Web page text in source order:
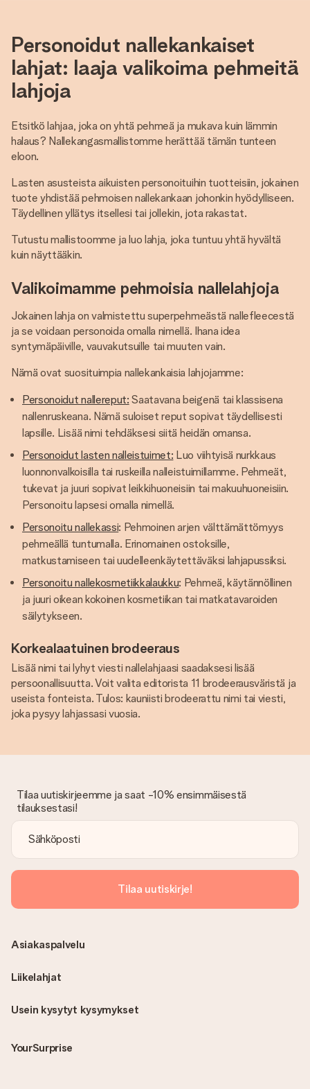
Personoidut nallekankaiset
lahjat: laaja valikoima pehmeitä
lahjoja
Etsitkö lahjaa, joka on yhtä pehmeä ja mukava kuin lämmin
halaus? Nallekangasmallistomme herättää tämän tunteen
eloon.
Lasten asusteista aikuisten personoituihin tuotteisiin, jokainen
tuote yhdistää pehmoisen nallekankaan johonkin hyödylliseen.
Täydellinen yllätys itsellesi tai jollekin, jota rakastat.
Tutustu mallistoomme ja luo lahja, joka tuntuu yhtä hyvältä
kuin näyttääkin.
Valikoimamme pehmoisia nallelahjoja
Jokainen lahja on valmistettu superpehmeästä nallefleecestä
ja se voidaan personoida omalla nimellä. Ihana idea
syntymäpäiville, vauvakutsuille tai muuten vain.
Nämä ovat suosituimpia nallekankaisia lahjojamme:
Personoidut nallereput: Saatavana beigenä tai klassisena
nallenruskeana. Nämä suloiset reput sopivat täydellisesti
lapsille. Lisää nimi tehdäksesi siitä heidän omansa.
Personoidut lasten nalleistuimet: Luo viihtyisä nurkkaus
luonnonvalkoisilla tai ruskeilla nalleistuimillamme. Pehmeät,
tukevat ja juuri sopivat leikkihuoneisiin tai makuuhuoneisiin.
Personoitu lapsesi omalla nimellä.
Personoitu nallekassi: Pehmoinen arjen välttämättömyys
pehmeällä tuntumalla. Erinomainen ostoksille,
matkustamiseen tai uudelleenkäytettäväksi lahjapussiksi.
Personoitu nallekosmetiikkalaukku: Pehmeä, käytännöllinen
ja juuri oikean kokoinen kosmetiikan tai matkatavaroiden
säilytykseen.
Korkealaatuinen brodeeraus
Lisää nimi tai lyhyt viesti nallelahjaasi saadaksesi lisää
persoonallisuutta. Voit valita editorista 11 brodeerausväristä ja
useista fonteista. Tulos: kauniisti brodeerattu nimi tai viesti,
joka pysyy lahjassasi vuosia.
Tilaa uutiskirjeemme ja saat -10% ensimmäisestä
tilauksestasi!
Tilaa uutiskirje!
Usein kysytyt kysymykset
YourSurprise
Asiakaspalvelu
Liikelahjat